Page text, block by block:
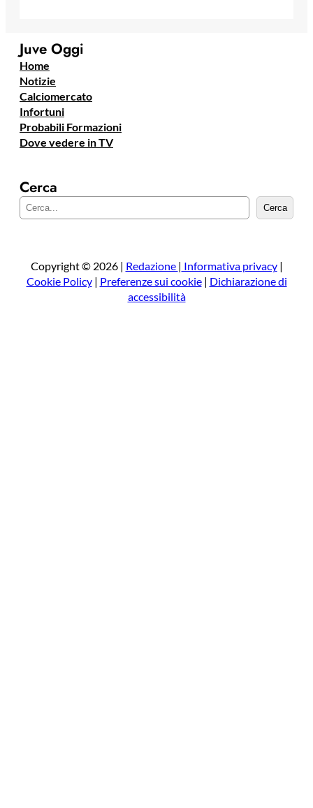
Juve Oggi
Home
Notizie
Calciomercato
Infortuni
Probabili Formazioni
Dove vedere in TV
Cerca
e
a
Cerca
Copyright © 2026 | Redazione | Informativa privacy|
Cookie Policy| Preferenze sui cookie| Dichiarazione di
accessibilità